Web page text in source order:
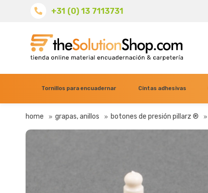
+31 (0) 13 7113731
Tornillos para encuadernar Cintas adhesivas
home grapas, anillos botones de presión pillarz ®